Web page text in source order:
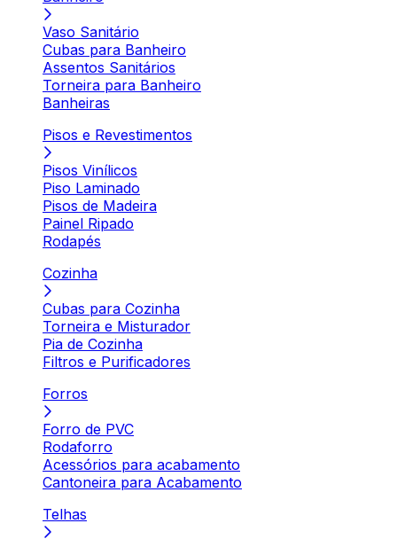
Vaso Sanitário
Cubas para Banheiro
Assentos Sanitários
Torneira para Banheiro
Banheiras
Pisos e Revestimentos
Pisos Vinílicos
Piso Laminado
Pisos de Madeira
Painel Ripado
Rodapés
Cozinha
Cubas para Cozinha
Torneira e Misturador
Pia de Cozinha
Filtros e Purificadores
Forros
Forro de PVC
Rodaforro
Acessórios para acabamento
Cantoneira para Acabamento
Telhas